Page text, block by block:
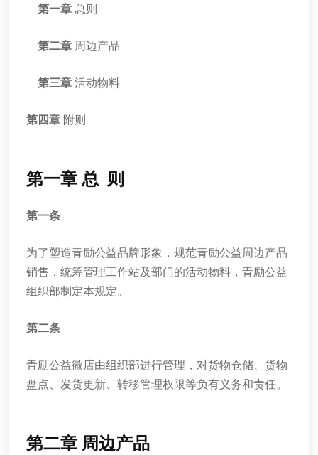
第一章总则
第二章 周边产品
第三章活动物料
第四章 附则
第一章 总 则
第一条
为了塑造青励公益品牌形象，规范青励公益周边产品
销售，统筹管理工作站及部门的活动物料，青励公益
组织部制定本规定。
第二条
青励公益微店由组织部进行管理，对货物仓储、货物
盘点、发货更新、转移管理权限等负有义务和责任。
第二章 周边产品